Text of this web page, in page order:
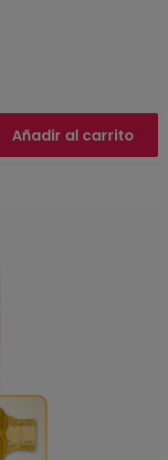
Añadir al carrito